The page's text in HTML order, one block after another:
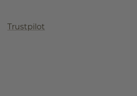
Trustpilot